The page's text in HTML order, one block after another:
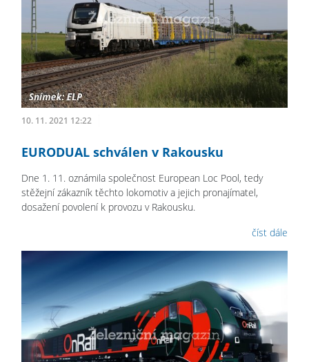
10. 11. 2021 12:22
EURODUAL schválen v Rakousku
Dne 1. 11. oznámila společnost European Loc Pool, tedy
stěžejní zákazník těchto lokomotiv a jejich pronajímatel,
dosažení povolení k provozu v Rakousku.
číst dále